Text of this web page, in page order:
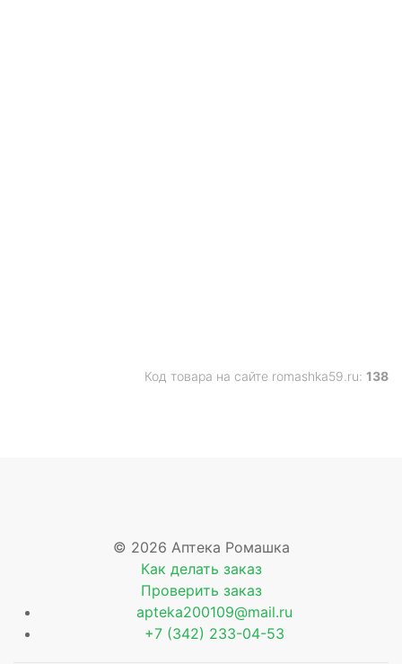
Код товара на сайте romashka59.ru: 138
© 2026 Аптека Ромашка
Как делать заказ
Проверить заказ
apteka200109@mail.ru
+7 (342) 233-04-53